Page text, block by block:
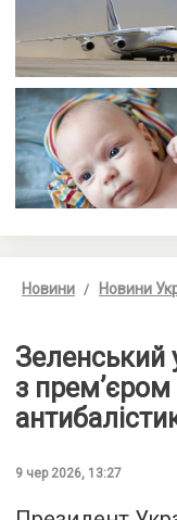
Новини Новини
Зеленський
з премʼєром
9 чер 2026, 13:27